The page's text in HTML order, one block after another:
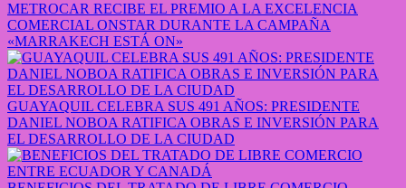
METROCAR RECIBE EL PREMIO A LA EXCELENCIA
COMERCIAL ONSTAR DURANTE LA CAMPAÑA
«MARRAKECH ESTÁ ON»
GUAYAQUIL CELEBRA SUS 491 AÑOS: PRESIDENTE
DANIEL NOBOA RATIFICA OBRAS E INVERSIÓN PARA
EL DESARROLLO DE LA CIUDAD